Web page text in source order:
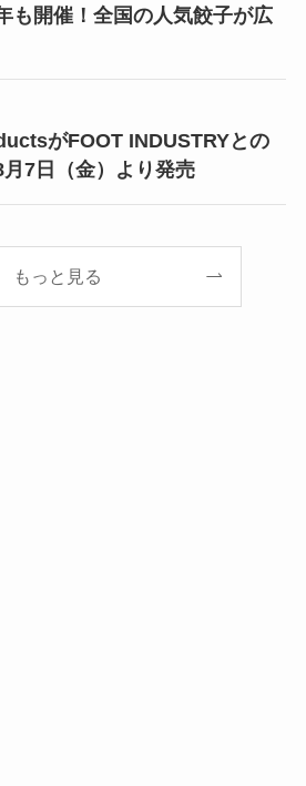
も開催！全国の人気餃子が広
がFOOT INDUSTRYとの
7日（金）より発売
もっと見る